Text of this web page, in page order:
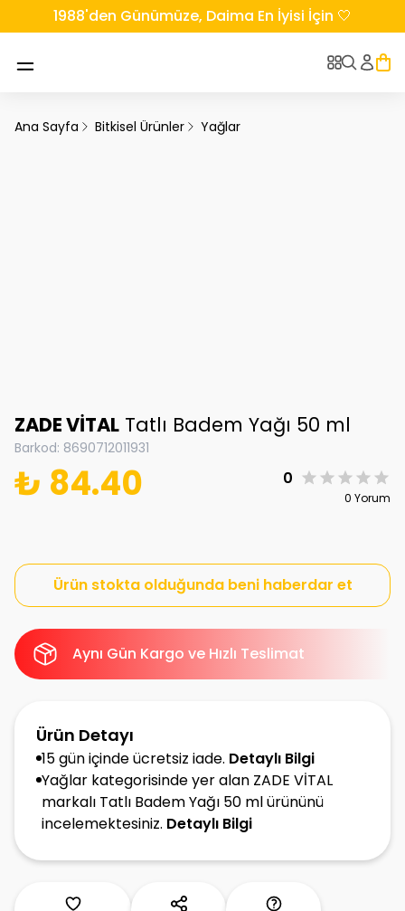
1988'den Günümüze, Daima En İyisi İçin 🤍
Ana Sayfa Bitkisel Ürünler Yağlar
ZADE VİTAL Tatlı Badem Yağı 50 ml
Barkod: 8690712011931
₺ 84.40 0
0 Yorum
Ürün stokta olduğunda beni haberdar et
Aynı Gün Kargo ve Hızlı Teslimat
Ürün Detayı
15 gün içinde ücretsiz iade. Detaylı Bilgi
Yağlar kategorisinde yer alan ZADE VİTAL
markalı Tatlı Badem Yağı 50 ml ürününü
incelemektesiniz. Detaylı Bilgi